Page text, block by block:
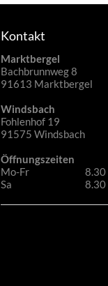
Kontakt
Marktbergel
Bachbrunnweg 8
91613 Marktbergel
Windsbach
Fohlenhof 19
91575 Windsbach
Öffnungszeiten
Mo-Fr
8.30
Sa
8.30